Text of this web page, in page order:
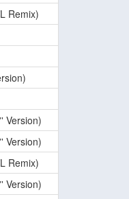
Remix)
Version)
Version)
Remix)
Version)